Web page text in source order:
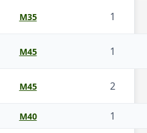
M35 1
M45 1
M45 2
M40
1